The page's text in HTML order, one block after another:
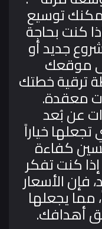
توسيع
كنت بحاجة
جديد أو
موقعك
ترقية خطتك
معقدة.
عن بُعد
خياراً
كفاءة
كنت تفكر
فإن الأسعار
مما يجعلها
أهدافك.